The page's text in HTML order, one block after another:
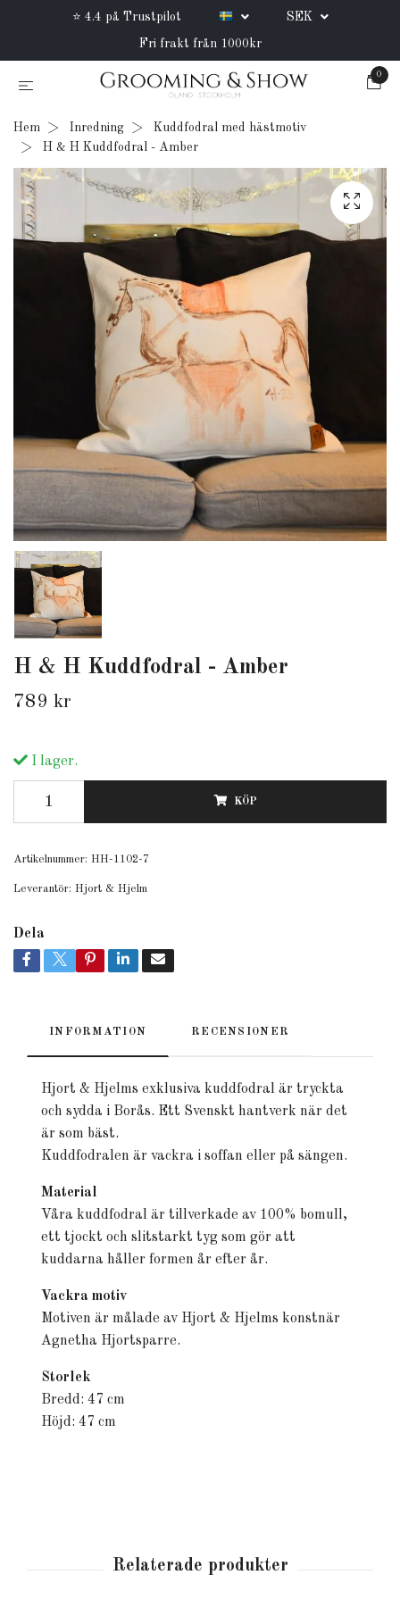
⭐ 4.4 på Trustpilot SEK
Fri frakt från 1000kr
0
Hem Inredning
Kuddfodral med hästmotiv
H & H Kuddfodral - Amber
H & H Kuddfodral - Amber
789 kr
I lager.
KÖP
Artikelnummer: HH-1102-7
Leverantör: Hjort & Hjelm
Dela
INFORMATION RECENSIONER
Hjort & Hjelms exklusiva kuddfodral är tryckta
och sydda i Borås. Ett Svenskt hantverk när det
är som bäst.
Kuddfodralen är vackra i soffan eller på sängen.
Material
Våra kuddfodral är tillverkade av 100% bomull,
ett tjockt och slitstarkt tyg som gör att
kuddarna håller formen år efter år.
Vackra motiv
Motiven är målade av Hjort & Hjelms konstnär
Agnetha Hjortsparre.
Storlek
Bredd: 47 cm
Höjd: 47 cm